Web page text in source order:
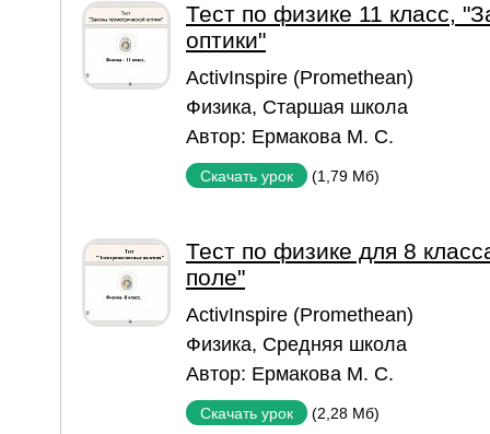
Тест по физике 11 класс,
оптики"
ActivInspire (Promethean)
Физика, Старшая школа
Автор: Ермакова М. С.
Скачать урок (1,79 Мб)
Тест по физике для 8
поле"
ActivInspire (Promethean)
Физика, Средняя школа
Автор: Ермакова М. С.
Скачать урок (2,28 Мб)